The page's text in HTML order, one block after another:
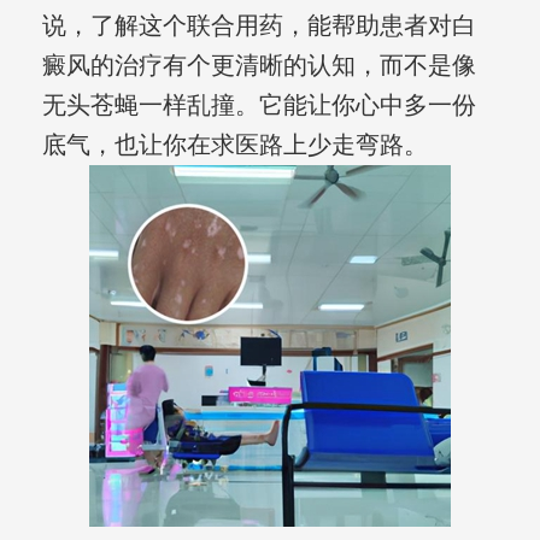
说，了解这个联合用药，能帮助患者对白
癜风的治疗有个更清晰的认知，而不是像
无头苍蝇一样乱撞。它能让你心中多一份
底气，也让你在求医路上少走弯路。